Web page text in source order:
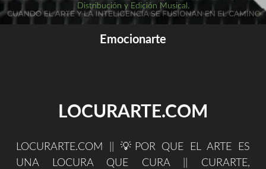
Distribución y Edición Musical.
Emocionarte
LOCURARTE.COM
LOCURARTE.COM || 💡POR QUE EL ARTE ES
UNA LOCURA QUE CURA || CURARTE,